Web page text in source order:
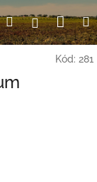
HledatPřihlášení
Kód: 281